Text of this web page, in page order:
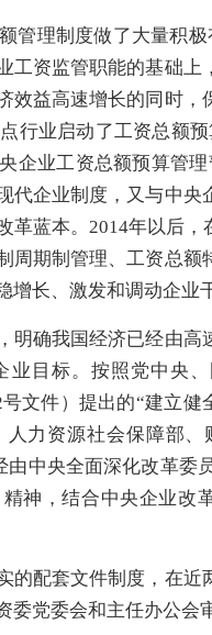
管理制度做了大量积
工资监管职能的基础
效益高速增长的同时
行业启动了工资总额
企业工资总额预算管
代企业制度，又与中
革蓝本。2014年以后
周期制管理、工资总
长、激发和调动企业
明确我国经济已经由
业目标。按照党中央
号文件）提出的“建立
人力资源社会保障部
由中央全面深化改革
神，结合中央企业改
的配套文件制度，在
党委会和主任办公会